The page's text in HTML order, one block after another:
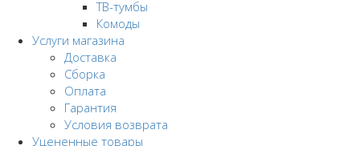
ТВ-тумбы
Комоды
Услуги магазина
Доставка
Сборка
Оплата
Гарантия
Условия возврата
Уцененные товары